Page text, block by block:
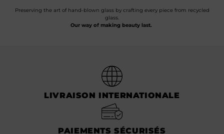
Preserving the art of hand-blown glass by crafting every piece from recycled
glass.
Our way of making beauty last.
LIVRAISON INTERNATIONALE
PAIEMENTS SÉCURISÉS